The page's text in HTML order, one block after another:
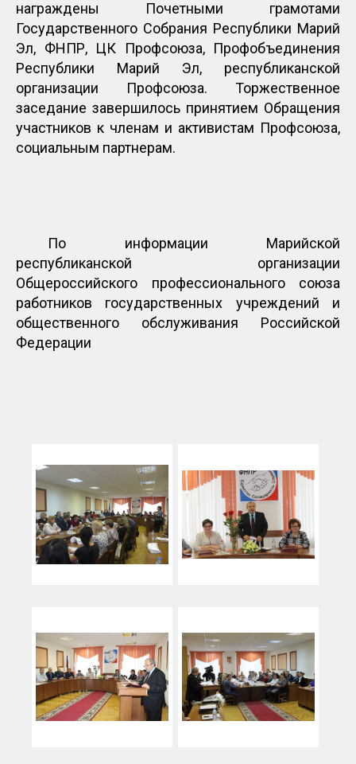
награждены Почетными грамотами
Государственного Собрания Республики Марий
Эл, ФНПР, ЦК Профсоюза, Профобъединения
Республики Марий Эл, республиканской
организации Профсоюза. Торжественное
заседание завершилось принятием Обращения
участников к членам и активистам Профсоюза,
социальным партнерам.
По информации Марийской
республиканской организации
Общероссийского профессионального союза
работников государственных учреждений и
общественного обслуживания Российской
Федерации